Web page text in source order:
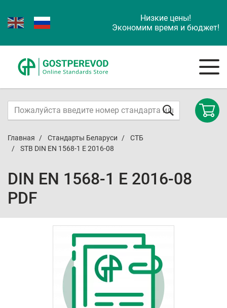
Низкие цены!
Экономим время и бюджет!
Главная Стандарты Беларуси
СТБ
STB DIN EN 1568-1 E 2016-08
DIN EN 1568-1 E 2016-08
PDF